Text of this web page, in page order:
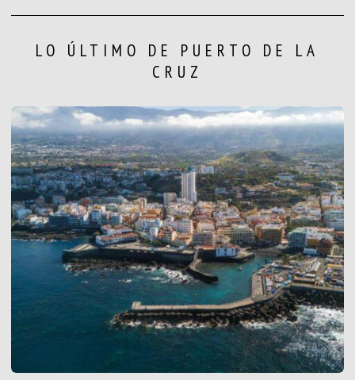
LO ÚLTIMO DE PUERTO DE LA
CRUZ